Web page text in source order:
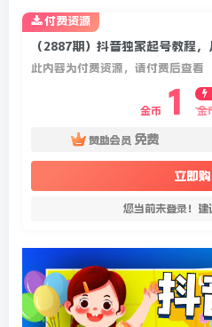
此内容为付费资源，请付费后查看
金币 1
金
赞助会员 免费
立即
您当前未登录！建
付费资源